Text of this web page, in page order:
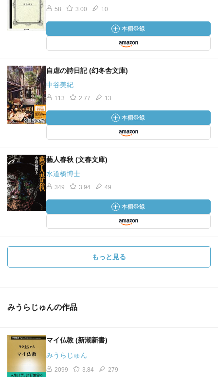
58 3.00 10
自虐の詩日記 (幻冬舎文庫)
中谷美紀
113 2.77 13
藝人春秋 (文春文庫)
水道橋博士
349 3.94 49
もっと見る
みうらじゅんの作品
マイ仏教 (新潮新書)
みうらじゅん
2099 3.84 279